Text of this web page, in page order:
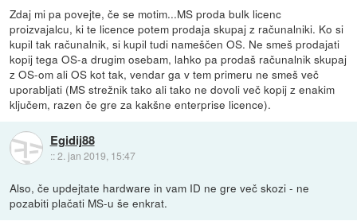
Zdaj mi pa povejte, če se motim...MS proda bulk licenc
proizvajalcu, ki te licence potem prodaja skupaj z računalniki. Ko si
kupil tak računalnik, si kupil tudi nameščen OS. Ne smeš prodajati
kopij tega OS-a drugim osebam, lahko pa prodaš računalnik skupaj
z OS-om ali OS kot tak, vendar ga v tem primeru ne smeš več
uporabljati (MS strežnik tako ali tako ne dovoli več kopij z enakim
ključem, razen če gre za kakšne enterprise licence).
Egidij88
::2. jan 2019, 15:47
Also, če updejtate hardware in vam ID ne gre več skozi - ne
pozabiti plačati MS-u še enkrat.